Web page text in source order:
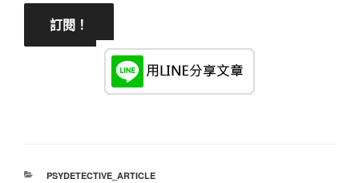
分
PSYDETECTIVE_ARTICLE